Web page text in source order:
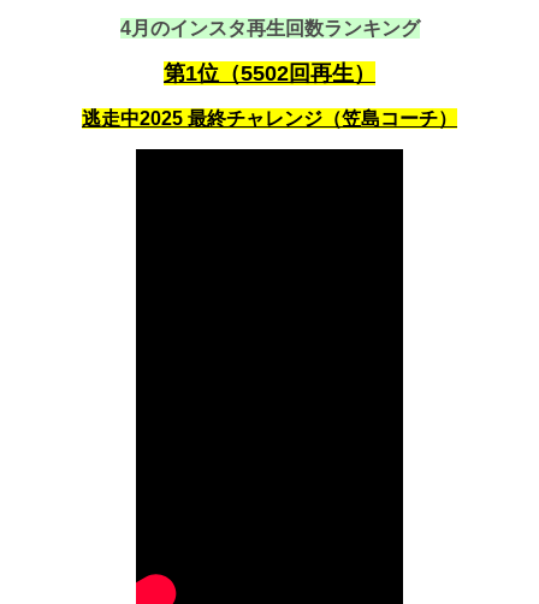
4月のインスタ再生回数ランキング
第1位（5502回再生）
逃走中2025 最終チャレンジ（笠島コーチ）